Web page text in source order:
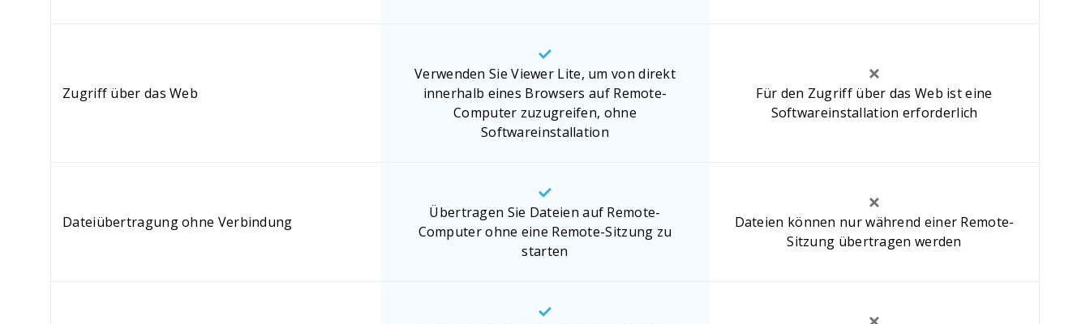
Zugriff über das Web
Verwenden Sie Viewer Lite, um von direkt
innerhalb eines Browsers auf Remote-
Computer zuzugreifen, ohne
Softwareinstallation
Für den Zugriff über das Web ist eine
Softwareinstallation erforderlich
Dateiübertragung ohne Verbindung
Übertragen Sie Dateien auf Remote-
Computer ohne eine Remote-Sitzung zu
starten
Dateien können nur während einer Remote-
Sitzung übertragen werden